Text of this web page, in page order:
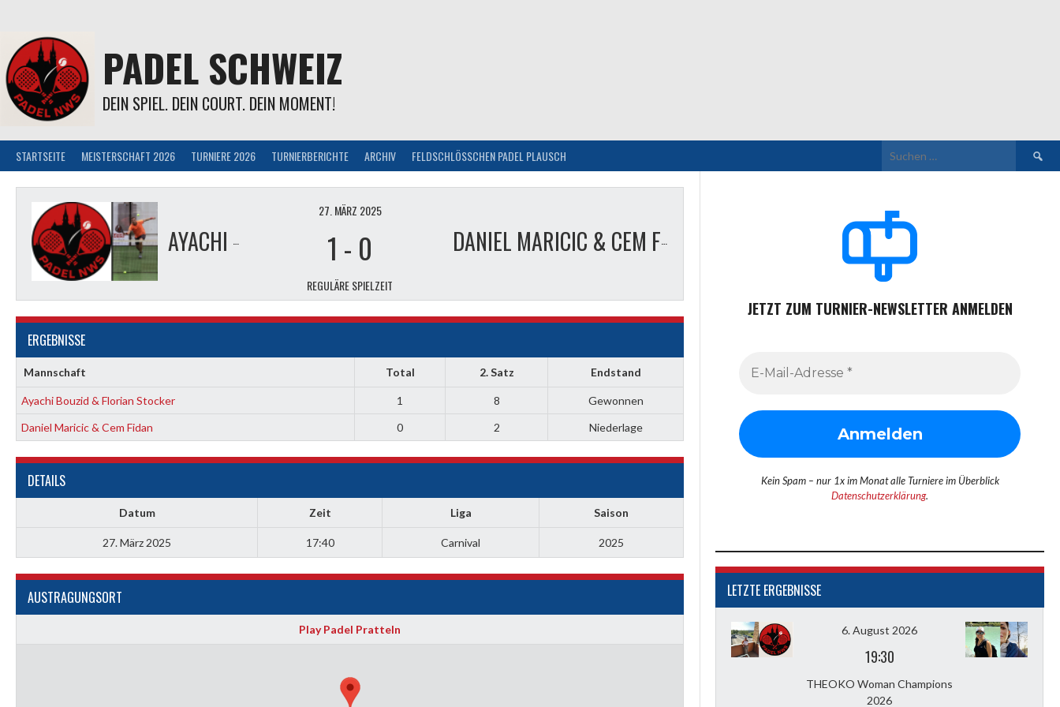
Inhalt
PADEL SCHWEIZ
DEIN SPIEL. DEIN COURT. DEIN MOMENT!
STARTSEITE MEISTERSCHAFT 2026 TURNIERE 2026 TURNIERBERICHTE ARCHIV FELDSCHLÖSSCHEN PADEL PLAUSCH
Suchen
nach:
AYACHI BOUZID & FLORIAN STOCKER
27. MÄRZ 2025
1 - 0
REGULÄRE SPIELZEIT
ERGEBNISSE
Mannschaft Total 2. Satz Endstand
Ayachi Bouzid & Florian Stocker 1 8
Gewonnen
Daniel Maricic & Cem Fidan
0 2 Niederlage
DETAILS
Datum Zeit Liga Saison
27. März 2025 17:40 Carnival 2025
AUSTRAGUNGSORT
Play Padel Pratteln
JETZT ZUM TURNIER-NEWSLETTER ANMELDEN
Kein Spam – nur 1x im Monat alle Turniere im Überblick
Datenschutzerklärung.
LETZTE ERGEBNISSE
6. August 2026
19:30
THEOKO Woman Champions
2026